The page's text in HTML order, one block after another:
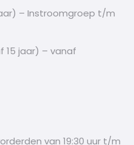
– Instroomgroep t/m
15 jaar) – vanaf
van 19:30 uur t/m